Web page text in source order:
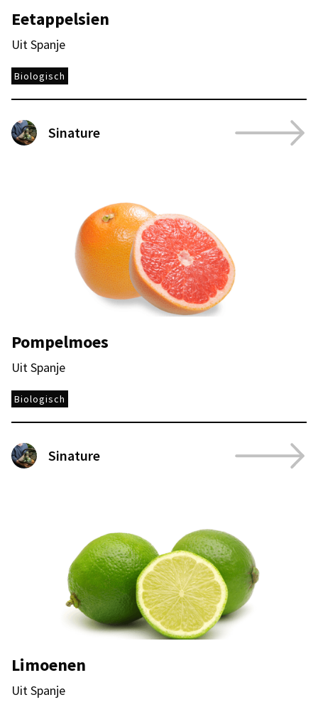
Eetappelsien
Uit Spanje
Biologisch
Sinature
Pompelmoes
Uit Spanje
Biologisch
Sinature
Limoenen
Uit Spanje